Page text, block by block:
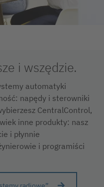
i wszędzie.
automatyki
napędy i sterowniki
CentralControl,
inne produkty: nasz
i płynnie
i programiści